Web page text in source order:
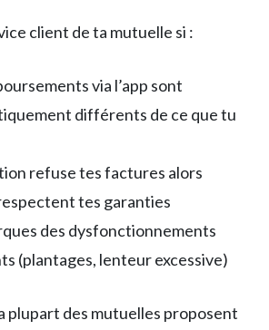
client de ta mutuelle si :
via l’app sont
différents de ce que tu
refuse tes factures alors
tes garanties
des dysfonctionnements
(plantages, lenteur excessive)
plupart des mutuelles proposent